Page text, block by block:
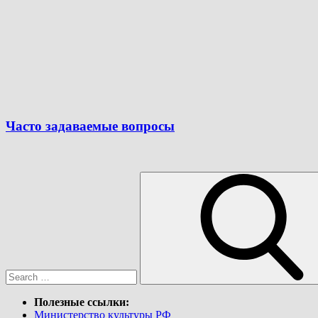
Часто задаваемые вопросы
Полезные ссылки:
Министерство культуры РФ